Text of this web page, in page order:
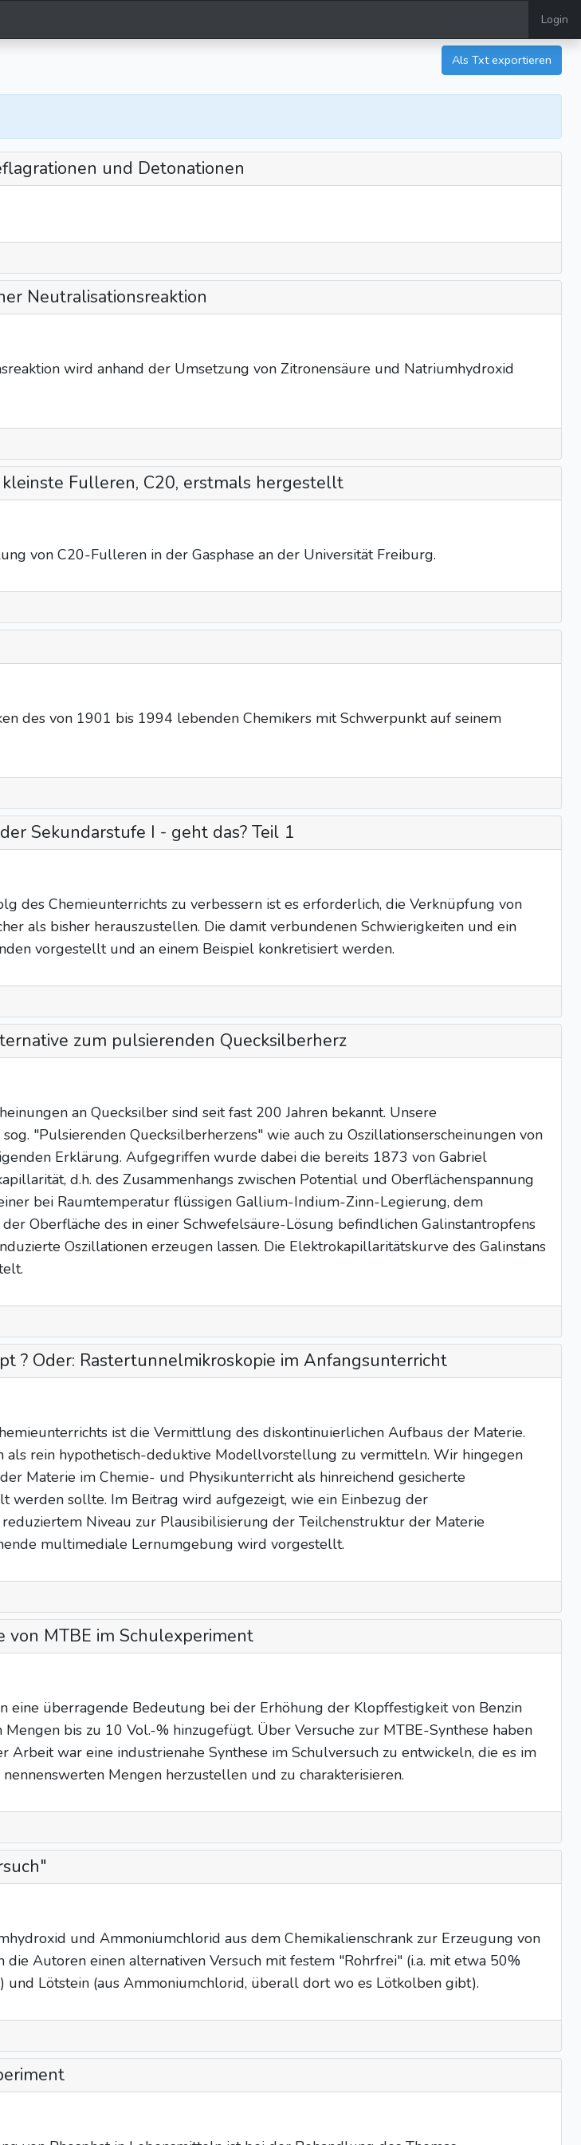
Login
Als Txt exportieren
und Detonationen
Neutralisationsreaktion
wird anhand der Umsetzung von Zitronensäure und Natriumhydroxid
Fulleren, C20, erstmals hergestellt
von C20-Fulleren in der Gasphase an der Universität Freiburg.
des von 1901 bis 1994 lebenden Chemikers mit Schwerpunkt auf seinem
Sekundarstufe I - geht das? Teil 1
des Chemieunterrichts zu verbessern ist es erforderlich, die Verknüpfung von
als bisher herauszustellen. Die damit verbundenen Schwierigkeiten und ein
vorgestellt und an einem Beispiel konkretisiert werden.
zum pulsierenden Quecksilberherz
an Quecksilber sind seit fast 200 Jahren bekannt. Unsere
"Pulsierenden Quecksilberherzens" wie auch zu Oszillationserscheinungen von
Erklärung. Aufgegriffen wurde dabei die bereits 1873 von Gabriel
d.h. des Zusammenhangs zwischen Potential und Oberflächenspannung
bei Raumtemperatur flüssigen Gallium-Indium-Zinn-Legierung, dem
Oberfläche des in einer Schwefelsäure-Lösung befindlichen Galinstantropfens
Oszillationen erzeugen lassen. Die Elektrokapillaritätskurve des Galinstans
? Oder: Rastertunnelmikroskopie im Anfangsunterricht
ist die Vermittlung des diskontinuierlichen Aufbaus der Materie.
als rein hypothetisch-deduktive Modellvorstellung zu vermitteln. Wir hingegen
Materie im Chemie- und Physikunterricht als hinreichend gesicherte
werden sollte. Im Beitrag wird aufgezeigt, wie ein Einbezug der
Niveau zur Plausibilisierung der Teilchenstruktur der Materie
multimediale Lernumgebung wird vorgestellt.
von MTBE im Schulexperiment
eine überragende Bedeutung bei der Erhöhung der Klopffestigkeit von Benzin
bis zu 10 Vol.-% hinzugefügt. Über Versuche zur MTBE-Synthese haben
Arbeit war eine industrienahe Synthese im Schulversuch zu entwickeln, die es im
Mengen herzustellen und zu charakterisieren.
und Ammoniumchlorid aus dem Chemikalienschrank zur Erzeugung von
Autoren einen alternativen Versuch mit festem "Rohrfrei" (i.a. mit etwa 50%
Lötstein (aus Ammoniumchlorid, überall dort wo es Lötkolben gibt).